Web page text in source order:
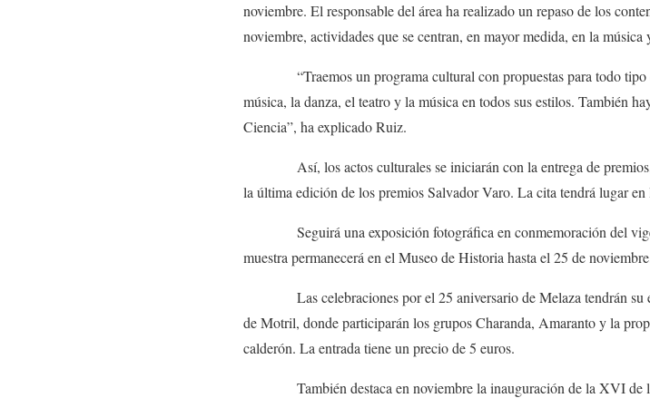
noviembre. El responsable del área ha realizado un repaso de los
noviembre, actividades que se centran, en mayor medida, en la música
“Traemos un programa cultural con propuestas para todo tipo
música, la danza, el teatro y la música en todos sus estilos. También
Ciencia”, ha explicado Ruiz.
Así, los actos culturales se iniciarán con la entrega de premios,
la última edición de los premios Salvador Varo. La cita tendrá lugar en
Seguirá una exposición fotográfica en conmemoración del
muestra permanecerá en el Museo de Historia hasta el 25 de
Las celebraciones por el 25 aniversario de Melaza tendrán su
de Motril, donde participarán los grupos Charanda, Amaranto y la
calderón. La entrada tiene un precio de 5 euros.
También destaca en noviembre la inauguración de la XVI de la